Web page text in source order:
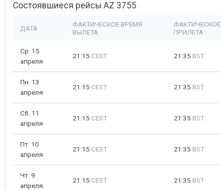
Состоявшиеся рейсы AZ 3755
ДАТА
ФАКТИЧЕСКОЕ ВРЕМЯ
ВЫЛЕТА
ПРИЛЕТА
Ср. 15
апреля
21:15 CEST 21:35 BST
Пн. 13
апреля
21:15 CEST 21:35 BST
Сб. 11
апреля
21:15 CEST 21:35 BST
Пт. 10
апреля
21:15 CEST 21:35 BST
Чт. 9
апреля
21:15 CEST 21:35 BST